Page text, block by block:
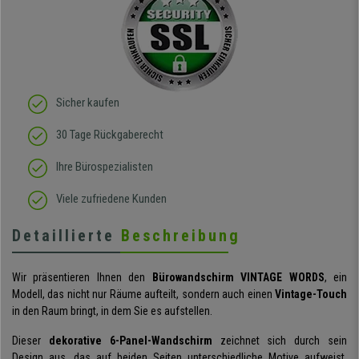
sitzt darin auch wirklich
gut! Die Sitzfläche, eine
Art straffes aber auch
elastisches Gewebe passt
sich der
Körperbewegung an.
Klare Kaufempfehlung!
Sicher kaufen
30 Tage Rückgaberecht
Ihre Bürospezialisten
Viele zufriedene Kunden
Detaillierte Beschreibung
Wir präsentieren Ihnen den Bürowandschirm VINTAGE WORDS, ein
Modell, das nicht nur Räume aufteilt, sondern auch einen Vintage-Touch
in den Raum bringt, in dem Sie es aufstellen.
Dieser dekorative 6-Panel-Wandschirm zeichnet sich durch sein